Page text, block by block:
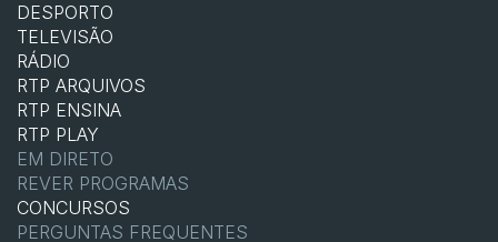
DESPORTO
TELEVISÃO
RÁDIO
RTP ARQUIVOS
RTP ENSINA
RTP PLAY
EM DIRETO
REVER PROGRAMAS
CONCURSOS
PERGUNTAS FREQUENTES